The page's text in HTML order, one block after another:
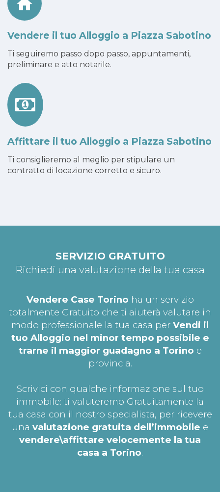
Vendere il tuo Alloggio a Piazza Sabotino
Ti seguiremo passo dopo passo, appuntamenti,
preliminare e atto notarile.
Affittare il tuo Alloggio a Piazza Sabotino
Ti consiglieremo al meglio per stipulare un
contratto di locazione corretto e sicuro.
SERVIZIO GRATUITO
Richiedi una valutazione della tua casa
Vendere Case Torino ha un servizio
totalmente Gratuito che ti aiuterà valutare in
modo professionale la tua casa per Vendi il
tuo Alloggio nel minor tempo possibile e
trarne il maggior guadagno a Torino e
provincia.
Scrivici con qualche informazione sul tuo
immobile: ti valuteremo Gratuitamente la
tua casa con il nostro specialista, per ricevere
una valutazione gratuita dell’immobile e
vendere\affittare velocemente la tua
casa a Torino.